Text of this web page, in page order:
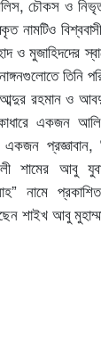
চৌকস ও
নামটিও
ও মুজাহিদদের
তিনি
রহমান ও
একজন
একজন
শামের আবু
নামে
শাইখ আবু